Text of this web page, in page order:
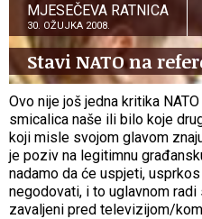
MJESEČEVA RATNICA
30. OŽUJKA 2008.
Stavi NATO na
Ovo nije još jedna kritika
smicalica naše ili bilo koje
koji misle svojom glavom
je poziv na legitimnu
nadamo da će uspjeti,
negodovati, i to uglavnom
zavaljeni pred televizijom/